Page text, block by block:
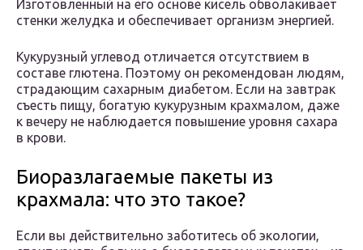
Изготовленный на его основе кисель обволакивает
стенки желудка и обеспечивает организм энергией.
Кукурузный углевод отличается отсутствием в
составе глютена. Поэтому он рекомендован людям,
страдающим сахарным диабетом. Если на завтрак
съесть пищу, богатую кукурузным крахмалом, даже
к вечеру не наблюдается повышение уровня сахара
в крови.
Биоразлагаемые пакеты из
крахмала: что это такое?
Если вы действительно заботитесь об экологии,